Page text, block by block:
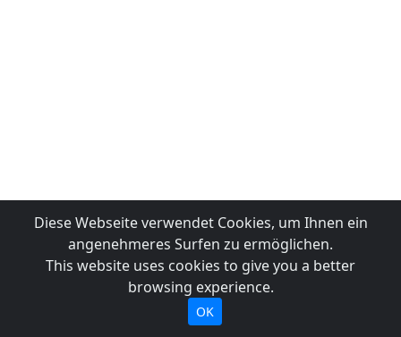
Diese Webseite verwendet Cookies, um Ihnen ein
angenehmeres Surfen zu ermöglichen.
This website uses cookies to give you a better
browsing experience.
OK